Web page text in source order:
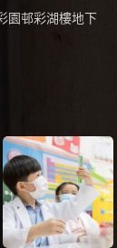
園邨彩湖樓地下